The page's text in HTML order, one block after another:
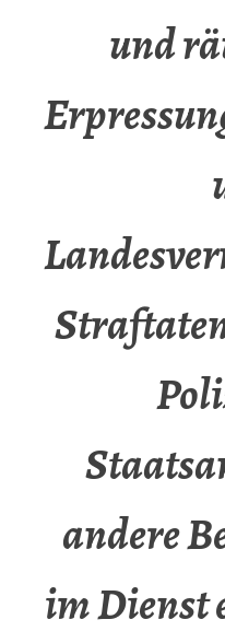
und
andere
im Dienst